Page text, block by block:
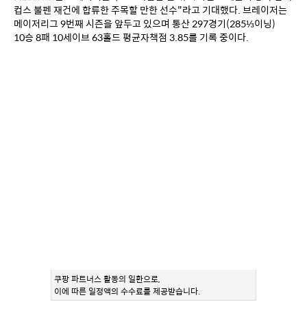
컵스 불펜 재건에 합류한 주목할 만한 선수"라고 기대했다. 브레이저는
메이저리그 9번째 시즌을 앞두고 있으며 통산 297경기(285⅓이닝)
10승 8패 10세이브 63홀드 평균자책점 3.85를 기록 중이다.
쿠팡 파트너스 활동의 일환으로,
이에 따른 일정액의 수수료를 제공받습니다.